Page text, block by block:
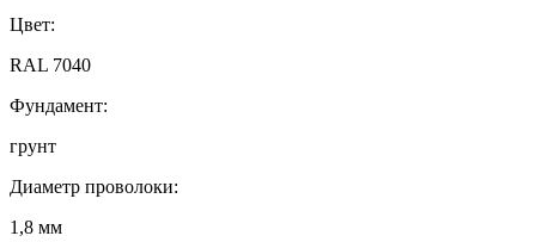
Цвет:
RAL 7040
Фундамент:
грунт
Диаметр проволоки:
1,8 мм